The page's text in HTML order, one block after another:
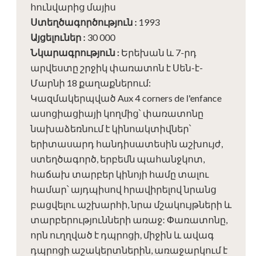
հունվարից մայիս
Ստեղծագործություն : 1993
Այցելուներ : 30 000
Նկարագրություն : Երեխան և 7-րդ
արվեստը շրջիկ փառատոն է Սեն-է-
Մարնի 18 քաղաքներում:
Կազմակերպված Aux 4 corners de l'enfance
ասոցիացիայի կողմից՝ փառատոնը
նախաձեռնում է կինոակտիվներ՝
երիտասարդ հանդիսատեսին աշխույժ,
ստեղծագործ, երբեմն պահանջկոտ,
հաճախ տարբեր կինոյի համը տալու
համար՝ այդպիսով հրավիրելով նրանց
բացվելու աշխարհի, նրա մշակույթների և
տարբերությունների առաջ: Փառատոնը,
որն ուղղված է դպրոցի, միջին և ավագ
դպրոցի աշակերտներին, առաջարկում է